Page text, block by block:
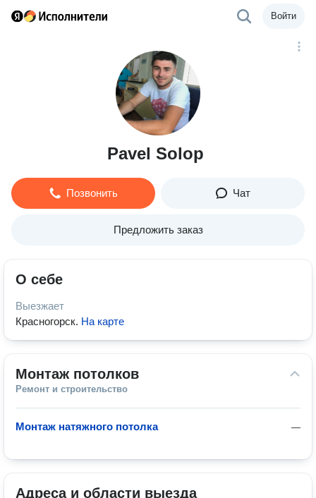
Войти
Pavel Solop
Позвонить Чат
Предложить заказ
О себе
Выезжает
Красногорск. На карте
Монтаж потолков
Ремонт и строительство
—
Монтаж натяжного потолка
Адреса и области выезда